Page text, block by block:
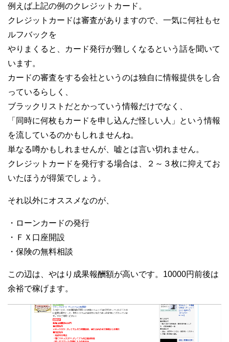
例えば上記の例のクレジットカード。
クレジットカードは審査がありますので、一気に何社もセ
ルフバックを
やりまくると、カード発行が難しくなるという話を聞いて
います。
カードの審査をする会社というのは独自に情報提供をし合
っているらしく、
ブラックリストだとかっていう情報だけでなく、
「同時に何枚もカードを申し込んだ怪しい人」という情報
を流しているのかもしれませんね。
単なる噂かもしれませんが、嘘とは言い切れません。
クレジットカードを発行する場合は、２～３枚に抑えてお
いたほうが得策でしょう。
それ以外にオススメなのが、
・ローンカードの発行
・ＦＸ口座開設
・保険の無料相談
この辺は、やはり成果報酬額が高いです。10000円前後は
余裕で稼げます。